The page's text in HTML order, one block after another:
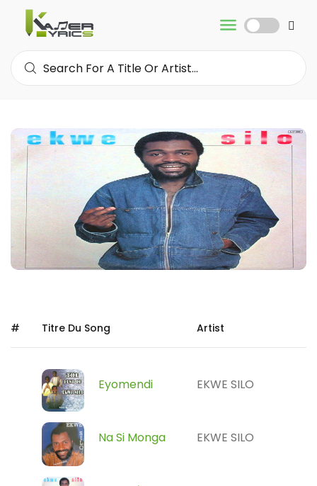
# Titre Du Song Artist
Eyomendi EKWE SILO
Na Si Monga EKWE SILO